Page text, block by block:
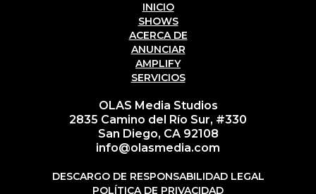
INICIO
SHOWS
ACERCA DE
ANUNCIAR
AMPLIFY
SERVICIOS
OLAS Media Studios
2835 Camino del Río Sur, #330
San Diego, CA 92108
info@olasmedia.com
DESCARGO DE RESPONSABILIDAD LEGAL
POLÍTICA DE PRIVACIDAD